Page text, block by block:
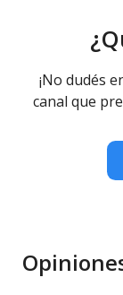
¡No dudés
canal que